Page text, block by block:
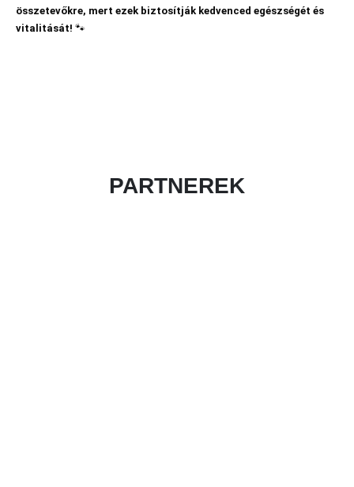
összetevőkre, mert ezek biztosítják kedvenced egészségét és
vitalitását! 🐾
PARTNEREK